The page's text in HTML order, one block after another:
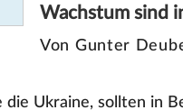
Wachstum sind
Von Gunter
Ukraine, sollten in